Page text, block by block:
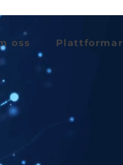
oss Plattformar